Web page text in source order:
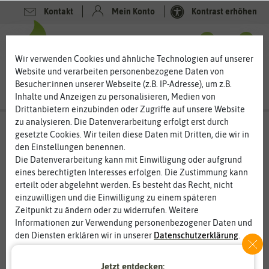
Kontakt Mein Konto Kontrast erhöhen
-50%
Wir verwenden Cookies und ähnliche Technologien auf unserer
Website und verarbeiten personenbezogene Daten von
Besucher:innen unserer Webseite (z.B. IP-Adresse), um z.B.
Inhalte und Anzeigen zu personalisieren, Medien von
Drittanbietern einzubinden oder Zugriffe auf unsere Website
zu analysieren. Die Datenverarbeitung erfolgt erst durch
gesetzte Cookies. Wir teilen diese Daten mit Dritten, die wir in
den Einstellungen benennen.
Die Datenverarbeitung kann mit Einwilligung oder aufgrund
eines berechtigten Interesses erfolgen. Die Zustimmung kann
erteilt oder abgelehnt werden. Es besteht das Recht, nicht
einzuwilligen und die Einwilligung zu einem späteren
Zeitpunkt zu ändern oder zu widerrufen. Weitere
Informationen zur Verwendung personenbezogener Daten und
den Diensten erklären wir in unserer Daten­schutz­erklärung.
Statistik
Jetzt entdecken: